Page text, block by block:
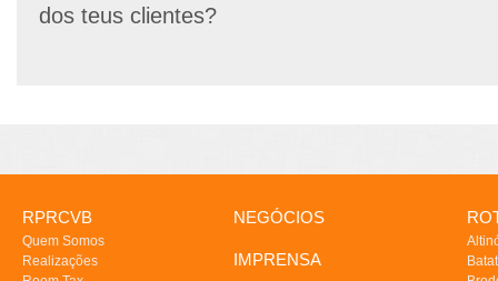
dos teus clientes?
RPRCVB
Quem Somos
Realizações
NEGÓCIOS
IMPRENSA